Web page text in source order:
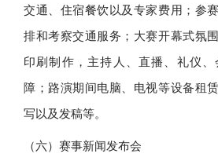
交通、住宿餐饮以及专家费用；参
排和考察交通服务；大赛开幕式氛
印刷制作，主持人、直播、礼仪
障；路演期间电脑、电视等设备租
写以及发稿等。
（六）赛事新闻发布会